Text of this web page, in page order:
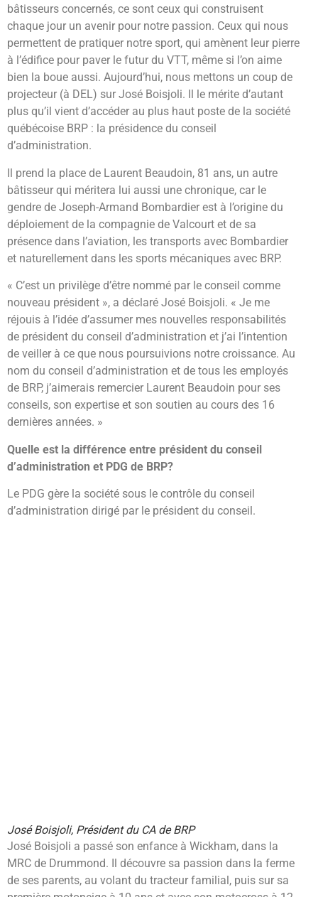
bâtisseurs concernés, ce sont ceux qui construisent
chaque jour un avenir pour notre passion. Ceux qui nous
permettent de pratiquer notre sport, qui amènent leur pierre
à l’édifice pour paver le futur du VTT, même si l’on aime
bien la boue aussi. Aujourd’hui, nous mettons un coup de
projecteur (à DEL) sur José Boisjoli. Il le mérite d’autant
plus qu’il vient d’accéder au plus haut poste de la société
québécoise BRP : la présidence du conseil
d’administration.
Il prend la place de Laurent Beaudoin, 81 ans, un autre
bâtisseur qui méritera lui aussi une chronique, car le
gendre de Joseph-Armand Bombardier est à l’origine du
déploiement de la compagnie de Valcourt et de sa
présence dans l’aviation, les transports avec Bombardier
et naturellement dans les sports mécaniques avec BRP.
« C’est un privilège d’être nommé par le conseil comme
nouveau président », a déclaré José Boisjoli. « Je me
réjouis à l’idée d’assumer mes nouvelles responsabilités
de président du conseil d’administration et j’ai l’intention
de veiller à ce que nous poursuivions notre croissance. Au
nom du conseil d’administration et de tous les employés
de BRP, j’aimerais remercier Laurent Beaudoin pour ses
conseils, son expertise et son soutien au cours des 16
dernières années. »
Quelle est la différence entre président du conseil
d’administration et PDG de BRP?
Le PDG gère la société sous le contrôle du conseil
d’administration dirigé par le président du conseil.
José Boisjoli, Président du CA de BRP
José Boisjoli a passé son enfance à Wickham, dans la
MRC de Drummond. Il découvre sa passion dans la ferme
de ses parents, au volant du tracteur familial, puis sur sa